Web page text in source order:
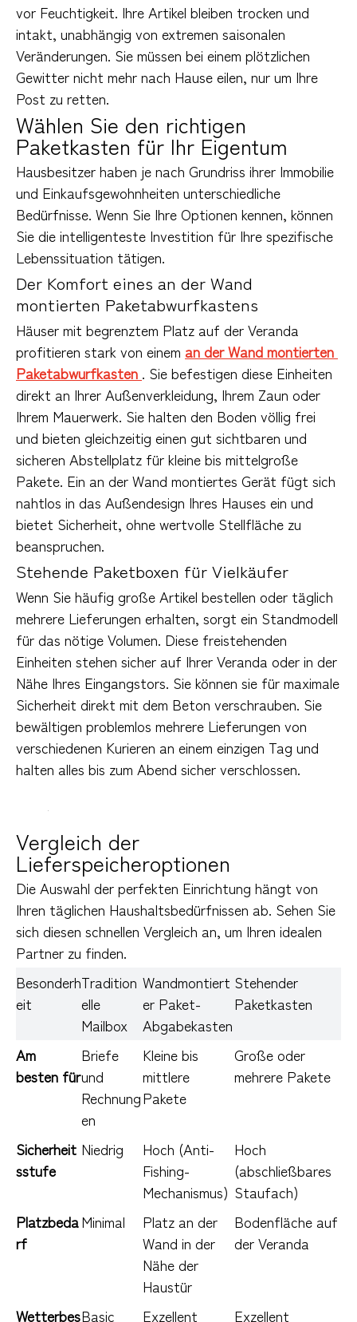
vor Feuchtigkeit. Ihre Artikel bleiben trocken und
intakt, unabhängig von extremen saisonalen
Veränderungen. Sie müssen bei einem plötzlichen
Gewitter nicht mehr nach Hause eilen, nur um Ihre
Post zu retten.
Wählen Sie den richtigen
Paketkasten für Ihr Eigentum
Hausbesitzer haben je nach Grundriss ihrer Immobilie
und Einkaufsgewohnheiten unterschiedliche
Bedürfnisse. Wenn Sie Ihre Optionen kennen, können
Sie die intelligenteste Investition für Ihre spezifische
Lebenssituation tätigen.
Der Komfort eines an der Wand
montierten Paketabwurfkastens
Häuser mit begrenztem Platz auf der Veranda
profitieren stark von einem an der Wand montierten
Paketabwurfkasten . Sie befestigen diese Einheiten
direkt an Ihrer Außenverkleidung, Ihrem Zaun oder
Ihrem Mauerwerk. Sie halten den Boden völlig frei
und bieten gleichzeitig einen gut sichtbaren und
sicheren Abstellplatz für kleine bis mittelgroße
Pakete. Ein an der Wand montiertes Gerät fügt sich
nahtlos in das Außendesign Ihres Hauses ein und
bietet Sicherheit, ohne wertvolle Stellfläche zu
beanspruchen.
Stehende Paketboxen für Vielkäufer
Wenn Sie häufig große Artikel bestellen oder täglich
mehrere Lieferungen erhalten, sorgt ein Standmodell
für das nötige Volumen. Diese freistehenden
Einheiten stehen sicher auf Ihrer Veranda oder in der
Nähe Ihres Eingangstors. Sie können sie für maximale
Sicherheit direkt mit dem Beton verschrauben. Sie
bewältigen problemlos mehrere Lieferungen von
verschiedenen Kurieren an einem einzigen Tag und
halten alles bis zum Abend sicher verschlossen.
Vergleich der
Lieferspeicheroptionen
Die Auswahl der perfekten Einrichtung hängt von
Ihren täglichen Haushaltsbedürfnissen ab. Sehen Sie
sich diesen schnellen Vergleich an, um Ihren idealen
Partner zu finden.
Besonderh
eit
Tradition
elle
Mailbox
Wandmontiert
er Paket-
Abgabekasten
Stehender
Paketkasten
Am
besten für
Briefe
und
Rechnung
en
Kleine bis
mittlere
Pakete
Große oder
mehrere Pakete
Sicherheit
sstufe
Niedrig
Hoch (Anti-
Fishing-
Mechanismus)
Hoch
(abschließbares
Staufach)
Platzbeda
rf
Minimal
Platz an der
Wand in der
Nähe der
Haustür
Bodenfläche auf
der Veranda
WetterbesBasic Exzellent Exzellent